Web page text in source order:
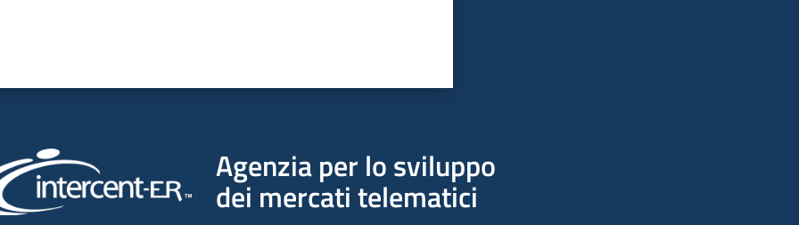
Agenzia per lo sviluppo
dei mercati telematici